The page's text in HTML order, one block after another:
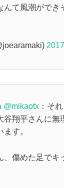
んて風潮がで
@mikaotx ：そ
谷翔平さんに無
ます。
、傷めた足でキ